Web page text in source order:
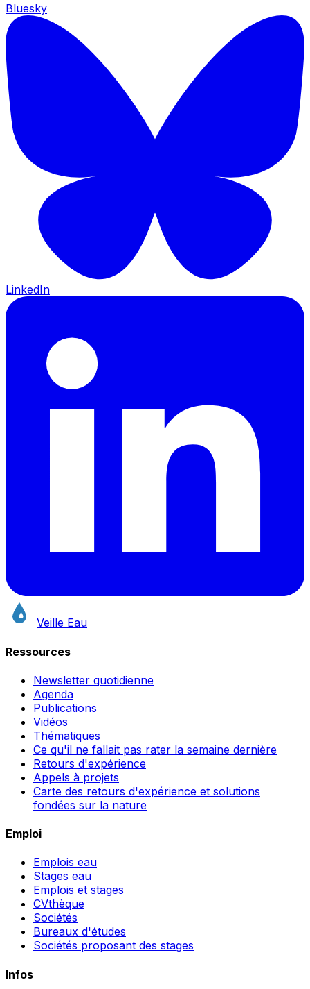
Bluesky
LinkedIn
Veille Eau
Ressources
Newsletter quotidienne
Agenda
Publications
Vidéos
Thématiques
Ce qu'il ne fallait pas rater la semaine dernière
Retours d'expérience
Appels à projets
Carte des retours d'expérience et solutions
fondées sur la nature
Emploi
Emplois eau
Stages eau
Emplois et stages
CVthèque
Sociétés
Bureaux d'études
Sociétés proposant des stages
Infos